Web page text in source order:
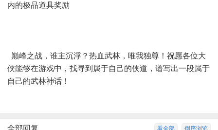
内的极品道具奖励
巅峰之战，谁主沉浮？热血武林，唯我独尊！祝愿各位大
侠能够在游戏中，找寻到属于自己的侠道，谱写出一段属于
自己的武林神话！
倒序浏览
看全部
全部回复